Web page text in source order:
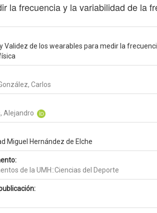
la frecuencia y la variabilidad de la
Validez de los wearables para medir la
Carlos
Alejandro
Miguel Hernández de Elche
de la UMH::Ciencias del Deporte